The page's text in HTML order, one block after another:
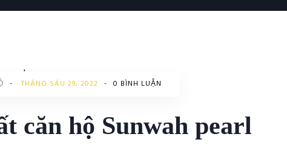
- THÁNG SÁU 29, 2022 - 0 BÌNH LUẬN
căn hộ Sunwah pearl